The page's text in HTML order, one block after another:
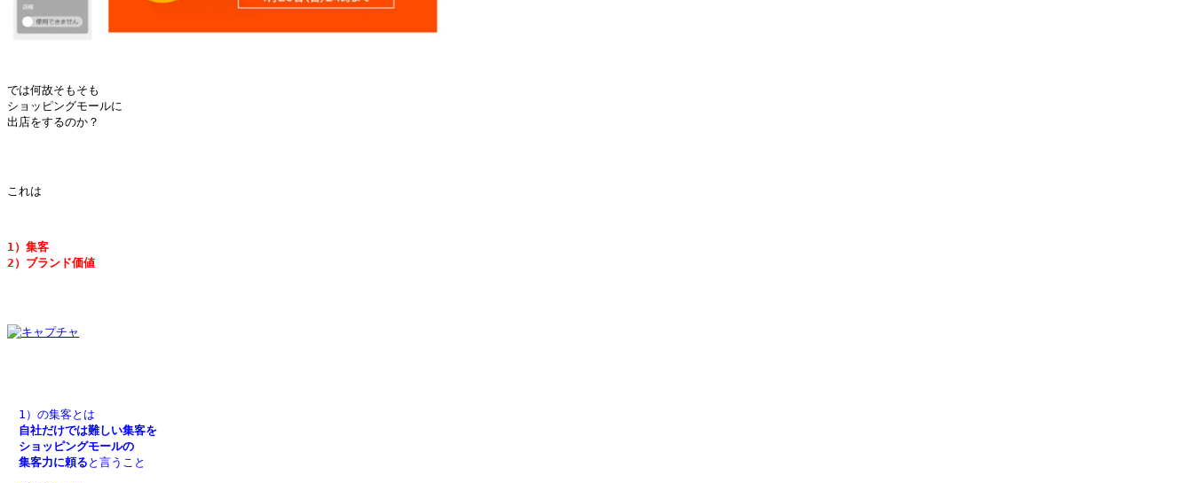
では何故そもそも
ショッピングモールに
出店をするのか？
これは
1）集客
2）ブランド価値
1）の集客とは
自社だけでは難しい集客を
ショッピングモールの
集客力に頼る と言うこと